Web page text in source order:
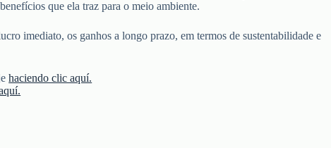
que ela traz para o meio ambiente.
imediato, os ganhos a longo prazo, em termos de sustentabilidade e
haciendo clic aquí.